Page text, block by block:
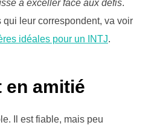
à exceller face aux défis.
qui leur correspondent, va voir
idéales pour un INTJ.
en amitié
Il est fiable, mais peu